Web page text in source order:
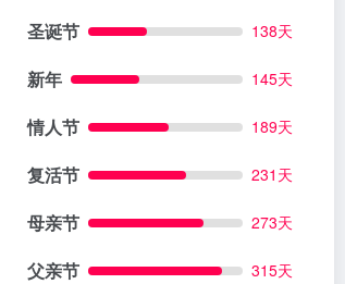
圣诞节 138天
新年 145天
情人节 189天
复活节 231天
母亲节 273天
父亲节 315天